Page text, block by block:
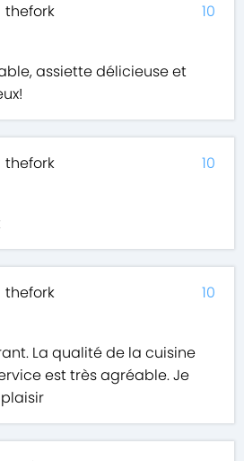
thefork
assiette délicieuse et
10
thefork 10
thefork
La qualité de la cuisine
est très agréable. Je
10